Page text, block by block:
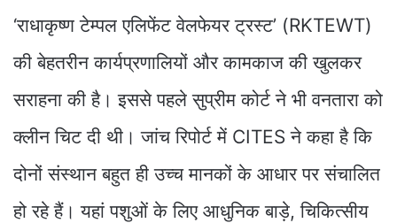
‘राधाकृष्ण टेम्पल एलिफेंट वेलफेयर ट्रस्ट’ (RKTEWT)
की बेहतरीन कार्यप्रणालियों और कामकाज की खुलकर
सराहना की है। इससे पहले सुप्रीम कोर्ट ने भी वनतारा को
क्लीन चिट दी थी। जांच रिपोर्ट में CITES ने कहा है कि
दोनों संस्थान बहुत ही उच्च मानकों के आधार पर संचालित
हो रहे हैं। यहां पशुओं के लिए आधुनिक बाड़े, चिकित्सीय